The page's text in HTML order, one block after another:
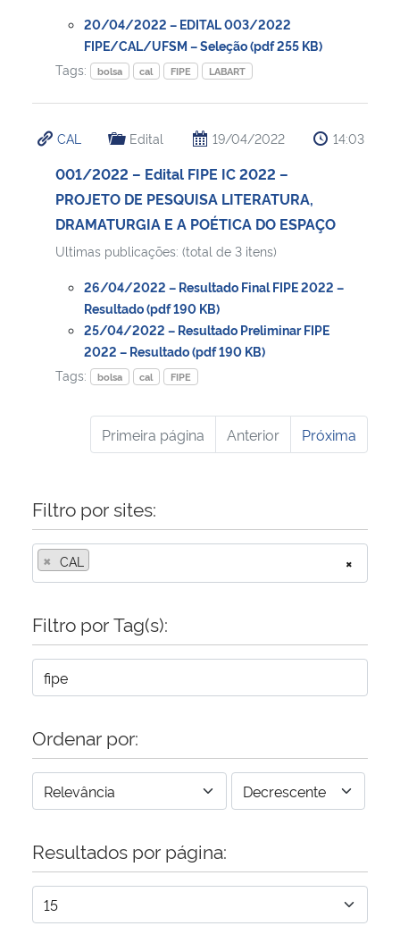
20/04/2022 – EDITAL 003/2022
FIPE/CAL/UFSM – Seleção (pdf 255 KB)
Tags:
bolsa cal FIPE LABART
CAL Edital 19/04/2022 14:03
001/2022 – Edital FIPE IC 2022 –
PROJETO DE PESQUISA LITERATURA,
DRAMATURGIA E A POÉTICA DO ESPAÇO
Ultimas publicações: (total de 3 itens)
26/04/2022 – Resultado Final FIPE 2022 –
Resultado (pdf 190 KB)
25/04/2022 – Resultado Preliminar FIPE
2022 – Resultado (pdf 190 KB)
Tags:
bolsa cal FIPE
Primeira página Anterior Próxima
Filtro por sites:
×
× CAL
Filtro por Tag(s):
Ordenar por:
Resultados por página: